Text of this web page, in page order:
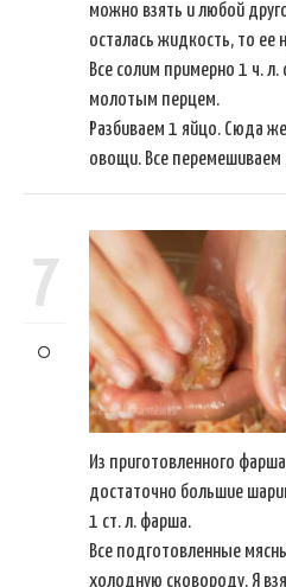
можно взять и любой
осталась жидкость, то ее
Все солим примерно 1 ч.
молотым перцем.
Разбиваем 1 яйцо. Сюда
овощи. Все
7
Из приготовленного
достаточно большие
1 ст. л. фарша.
Все подготовленные
холодную сковороду. Я